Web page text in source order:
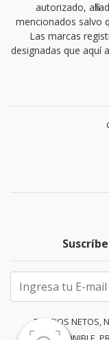
autorizado,
mencionados salvo
Las marcas
designadas que aquí
PRECIOS NETOS,